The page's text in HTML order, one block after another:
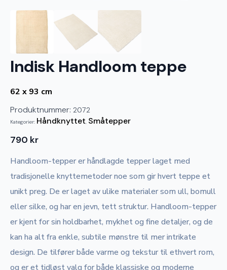
Indisk Handloom teppe
62 x 93 cm
Produktnummer: 2072
Kategorier: Håndknyttet, Småtepper
790 kr
Handloom-tepper er håndlagde tepper laget med
tradisjonelle knyttemetoder noe som gir hvert teppe et
unikt preg. De er laget av ulike materialer som ull, bomull
eller silke, og har en jevn, tett struktur. Handloom-tepper
er kjent for sin holdbarhet, mykhet og fine detaljer, og de
kan ha alt fra enkle, subtile mønstre til mer intrikate
design. De tilfører både varme og tekstur til ethvert rom,
og er et tidløst valg for både klassiske og moderne